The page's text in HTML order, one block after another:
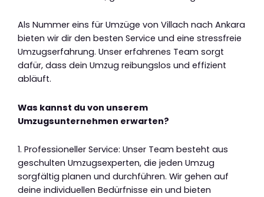
Als Nummer eins für Umzüge von Villach nach Ankara
bieten wir dir den besten Service und eine stressfreie
Umzugserfahrung. Unser erfahrenes Team sorgt
dafür, dass dein Umzug reibungslos und effizient
abläuft.
Was kannst du von unserem
Umzugsunternehmen erwarten?
1. Professioneller Service: Unser Team besteht aus
geschulten Umzugsexperten, die jeden Umzug
sorgfältig planen und durchführen. Wir gehen auf
deine individuellen Bedürfnisse ein und bieten